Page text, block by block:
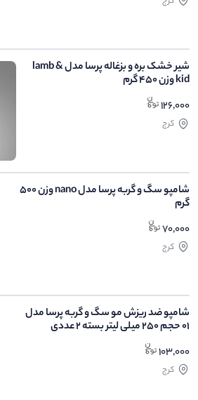
شیر خشک بره و بزغاله پرسا مدل lamb &
kid وزن 450 گرم
126,000
کرج
شامپو سگ و گربه پرسا مدل nano وزن 500
گرم
70,000
کرج
شامپو ضد ریزش مو سگ و گربه پرسا مدل
01 حجم 250 میلی لیتر بسته 2 عددی
103,000
کرج